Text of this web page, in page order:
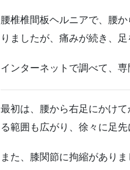
腰椎椎間板ヘルニアで、腰
りましたが、痛みが続き、
インターネットで調べて、
最初は、腰から右足にかけ
る範囲も広がり、徐々に足
また、膝関節に拘縮があり